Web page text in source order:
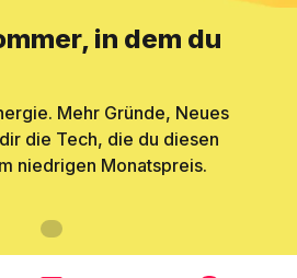
in dem du
Mehr Gründe, Neues
die Tech, die du diesen
niedrigen Monatspreis.